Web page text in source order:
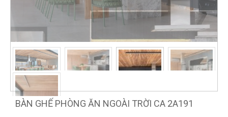
BÀN GHẾ PHÒNG ĂN NGOÀI TRỜI CA 2A191